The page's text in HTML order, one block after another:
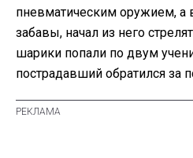
пневматическим оружием, а
забавы, начал из него
шарики попали по двум
пострадавший обратился